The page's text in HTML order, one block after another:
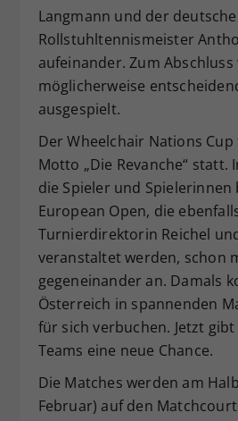
Langmann und der deutsche
Rollstuhltennismeister
aufeinander. Zum
möglicherweise
ausgespielt.
Der Wheelchair Nations
Motto „Die Revanche“ statt.
die Spieler und
European Open, die
Turnierdirektorin Reichel
veranstaltet werden, schon
gegeneinander an. Damals
Österreich in spannenden
für sich verbuchen. Jetzt
Teams eine neue Chance.
Die Matches werden am
Februar) auf den